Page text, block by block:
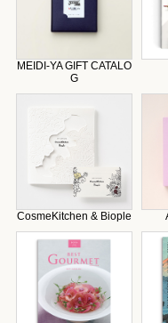
MEIDI-YA GIFT CATALO
G
CosmeKitchen & Biople